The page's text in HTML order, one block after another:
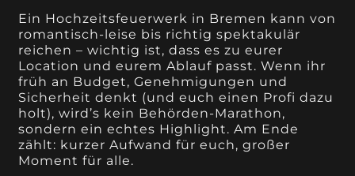
Ein Hochzeitsfeuerwerk in Bremen kann von
romantisch-leise bis richtig spektakulär
reichen – wichtig ist, dass es zu eurer
Location und eurem Ablauf passt. Wenn ihr
früh an Budget, Genehmigungen und
Sicherheit denkt (und euch einen Profi dazu
holt), wird’s kein Behörden-Marathon,
sondern ein echtes Highlight. Am Ende
zählt: kurzer Aufwand für euch, großer
Moment für alle.